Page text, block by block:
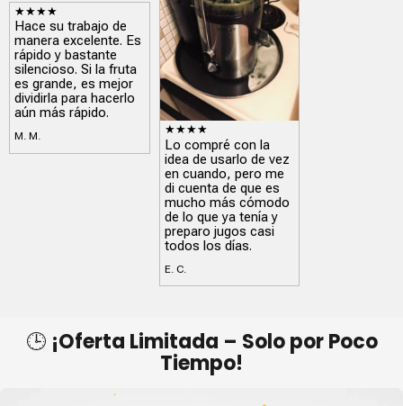
★★★★
Hace su trabajo de
manera excelente. Es
rápido y bastante
silencioso. Si la fruta
es grande, es mejor
dividirla para hacerlo
aún más rápido.
M. M.
★★★★
Lo compré con la
idea de usarlo de vez
en cuando, pero me
di cuenta de que es
mucho más cómodo
de lo que ya tenía y
preparo jugos casi
todos los días.
E. C.
🕒 ¡Oferta Limitada – Solo por Poco
Tiempo!